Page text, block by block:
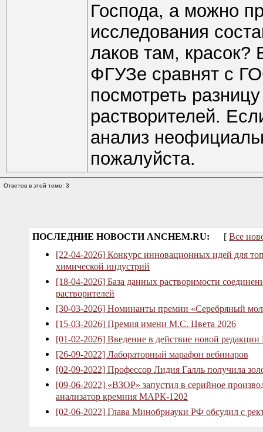
Господа, а можно
исследования
лаков там,
ФГУЗе сравнят с
посмотреть
растворителей.
анализ
пожалуйста.
Ответов в этой теме: 3
ПОСЛЕДНИЕ НОВОСТИ ANCHEM.RU: [ Все
[22-04-2026] Конкурс инновационных идей для
химической индустрий
[18-04-2026] База данных растворимости
растворителей
[30-03-2026] Номинанты премии «Серебряный
[15-03-2026] Премия имени М.С. Цвета 2026
[01-02-2026] Введение в действие новой
[26-09-2022] Лабораторный марафон вебинаров
[02-09-2022] Профессор Лидия Галль получила
[09-06-2022] «ВЗОР» запустил в серийное
анализатор кремния МАРК-1202
[02-06-2022] Глава Минобрнауки РФ обсудил с